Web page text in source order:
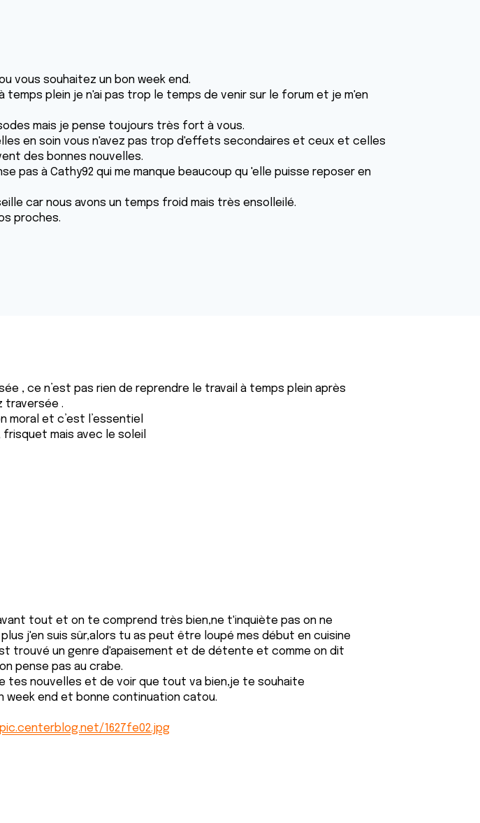
vous souhaitez un bon week end.
temps plein je n'ai pas trop le temps de venir sur le forum et je m'en
mais je pense toujours très fort à vous.
en soin vous n'avez pas trop d'effets secondaires et ceux et celles
des bonnes nouvelles.
pas à Cathy92 qui me manque beaucoup qu 'elle puisse reposer en
car nous avons un temps froid mais très ensolleilé.
proches.
, ce n’est pas rien de reprendre le travail à temps plein après
traversée .
moral et c’est l’essentiel
frisquet mais avec le soleil
tout et on te comprend très bien,ne t'inquiète pas on ne
j'en suis sûr,alors tu as peut être loupé mes début en cuisine
trouvé un genre d'apaisement et de détente et comme on dit
pense pas au crabe.
tes nouvelles et de voir que tout va bien,je te souhaite
week end et bonne continuation catou.
1627fe02.jpg